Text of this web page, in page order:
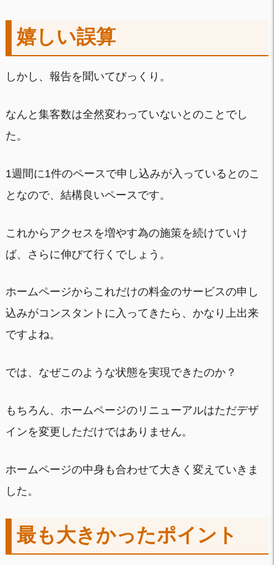
嬉しい誤算
しかし、報告を聞いてびっくり。
なんと集客数は全然変わっていないとのことでし
た。
1週間に1件のペースで申し込みが入っているとのこ
となので、結構良いペースです。
これからアクセスを増やす為の施策を続けていけ
ば、さらに伸びて行くでしょう。
ホームページからこれだけの料金のサービスの申し
込みがコンスタントに入ってきたら、かなり上出来
ですよね。
では、なぜこのような状態を実現できたのか？
もちろん、ホームページのリニューアルはただデザ
インを変更しただけではありません。
ホームページの中身も合わせて大きく変えていきま
した。
最も大きかったポイント